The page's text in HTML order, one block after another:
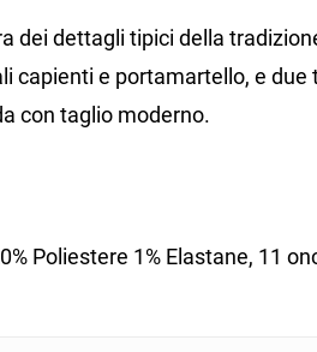
dei dettagli tipici della
capienti e portamartello, e
con taglio moderno.
Poliestere 1% Elastane, 11